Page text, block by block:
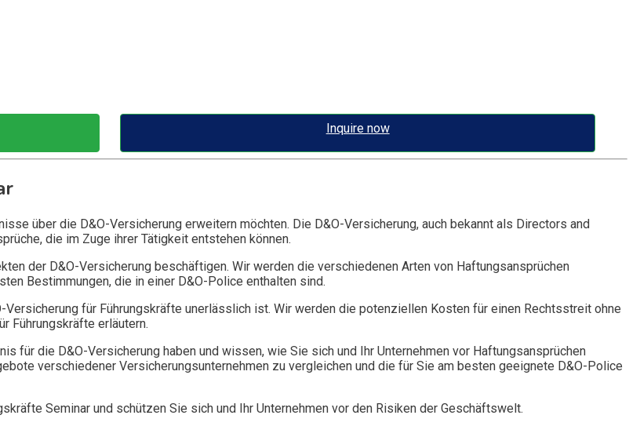
Inquire now
über die D&O-Versicherung erweitern möchten. Die D&O-Versicherung, auch bekannt als Directors and
die im Zuge ihrer Tätigkeit entstehen können.
der D&O-Versicherung beschäftigen. Wir werden die verschiedenen Arten von Haftungsansprüchen
Bestimmungen, die in einer D&O-Police enthalten sind.
für Führungskräfte unerlässlich ist. Wir werden die potenziellen Kosten für einen Rechtsstreit ohne
Führungskräfte erläutern.
für die D&O-Versicherung haben und wissen, wie Sie sich und Ihr Unternehmen vor Haftungsansprüchen
verschiedener Versicherungsunternehmen zu vergleichen und die für Sie am besten geeignete D&O-Police
Seminar und schützen Sie sich und Ihr Unternehmen vor den Risiken der Geschäftswelt.